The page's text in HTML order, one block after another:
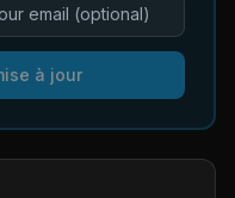
à jour